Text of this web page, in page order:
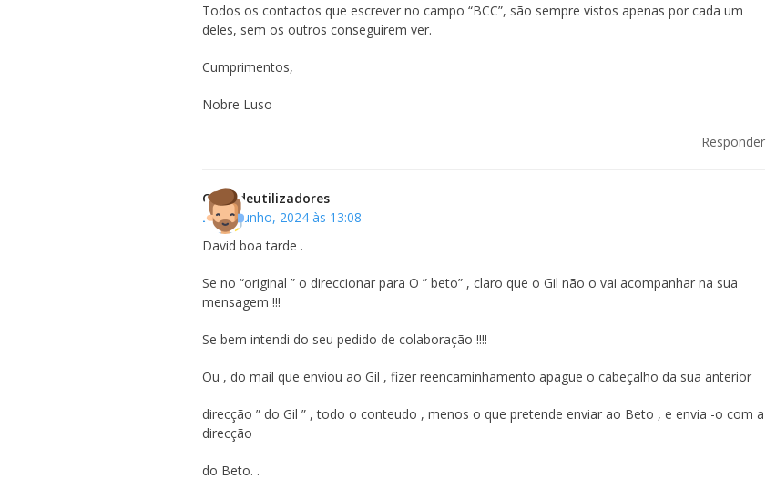
Todos os contactos que escrever no campo “BCC”, são sempre vistos apenas por cada um
deles, sem os outros conseguirem ver.
Cumprimentos,
Nobre Luso
Responder
Clubedeutilizadores
20 de Junho, 2024 às 13:08
David boa tarde .
Se no “original ” o direccionar para O ” beto” , claro que o Gil não o vai acompanhar na sua
mensagem !!!
Se bem intendi do seu pedido de colaboração !!!!
Ou , do mail que enviou ao Gil , fizer reencaminhamento apague o cabeçalho da sua anterior
direcção ” do Gil ” , todo o conteudo , menos o que pretende enviar ao Beto , e envia -o com a
direcção
do Beto. .